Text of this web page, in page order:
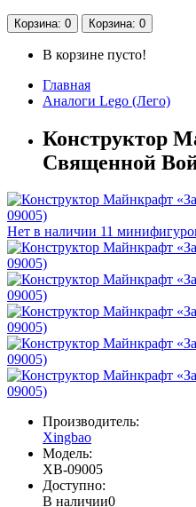
Корзина: 0 Корзина: 0
В корзине пусто!
Главная
Аналоги Lego (Лего)
Конструктор
Священной
Нет в наличии 11
Производитель:
Xingbao
Модель:
XB-09005
Доступно:
В наличии0